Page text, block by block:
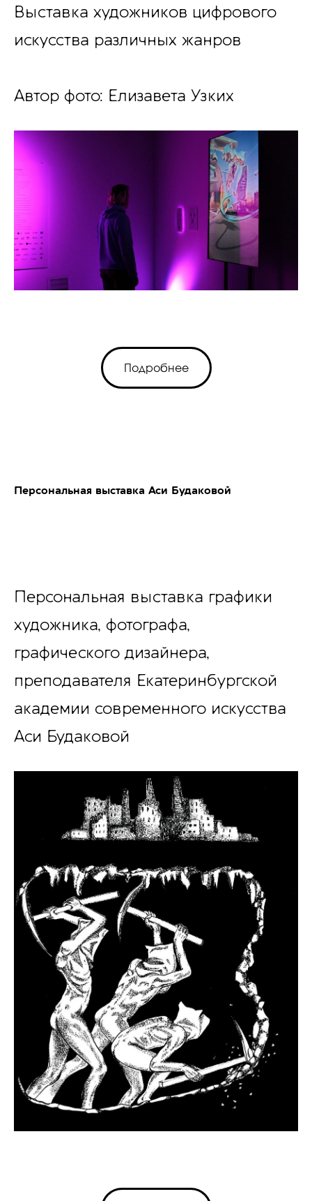
Выставка художников цифрового
искусства различных жанров
Автор фото: Елизавета Узких
Подробнее
Персональная выставка Аси Будаковой
Персональная выставка графики
художника, фотографа,
графического дизайнера,
преподавателя Екатеринбургской
академии современного искусства
Аси Будаковой